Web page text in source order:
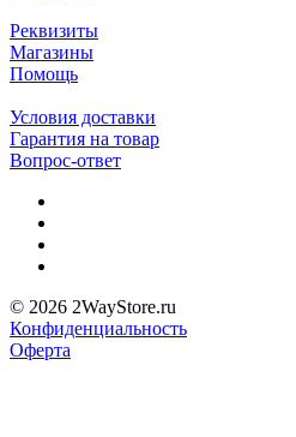
Реквизиты
Магазины
Помощь
Условия доставки
Гарантия на товар
Вопрос-ответ
© 2026 2WayStore.ru
Конфиденциальность
Оферта